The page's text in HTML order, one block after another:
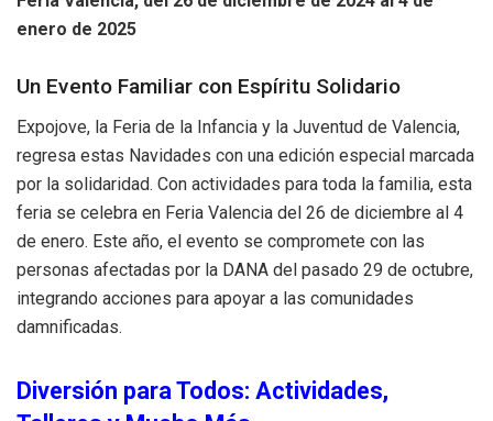
enero de 2025
Un Evento Familiar con Espíritu Solidario
Expojove, la Feria de la Infancia y la Juventud de Valencia,
regresa estas Navidades con una edición especial marcada
por la solidaridad. Con actividades para toda la familia, esta
feria se celebra en Feria Valencia del 26 de diciembre al 4
de enero. Este año, el evento se compromete con las
personas afectadas por la DANA del pasado 29 de octubre,
integrando acciones para apoyar a las comunidades
damnificadas.
Diversión para Todos: Actividades,